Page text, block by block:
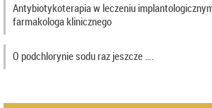
Antybiotykoterapia w leczeniu
farmakologa klinicznego
O podchlorynie sodu raz jeszcze ….